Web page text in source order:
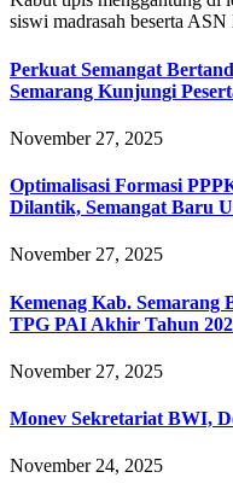
siswi madrasah beserta
Perkuat Semangat
Semarang Kunjungi
November 27, 2025
Optimalisasi Formasi
Dilantik, Semangat Baru
November 27, 2025
Kemenag Kab. Semarang
TPG PAI Akhir Tahun
November 27, 2025
Monev Sekretariat BWI,
November 24, 2025